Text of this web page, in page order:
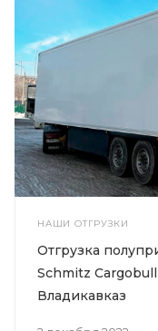
НАШИ ОТГРУЗКИ
Отгрузка
Schmitz Cargobull
Владикавказ